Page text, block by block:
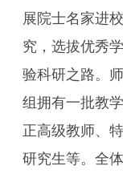
展院士名家进
究，选拔优秀
验科研之路。
组拥有一批教
正高级教师、
研究生等。全